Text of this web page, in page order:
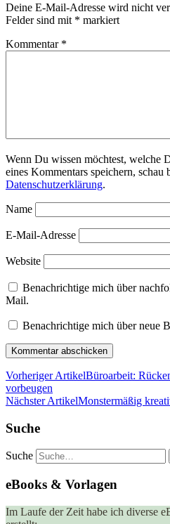
Deine E-Mail-Adresse wird nicht
Felder sind mit * markiert
Kommentar *
Wenn Du wissen möchtest, welche
eines Kommentars speichern, schau
Datenschutzerklärung.
Name
E-Mail-Adresse
Website
Benachrichtige mich über
Mail.
Benachrichtige mich über neue
Vorheriger ArtikelBüroarbeit:
vorbeugen
Nächster ArtikelMonstermäßig
Suche
Suche
eBooks & Vorlagen
Im Laufe der Zeit habe ich diverse